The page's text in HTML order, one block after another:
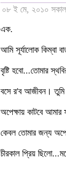
০৮ ই মে, ২০১০
এক.
আমি সূর্যালোক কিম্বা
বৃষ্টি হবো...তোমার
বসে র'ব আজীবন। তুমি
অপেক্ষায় কাটবে
কেবল তোমার জন্য
চীরকাল প্রিয়